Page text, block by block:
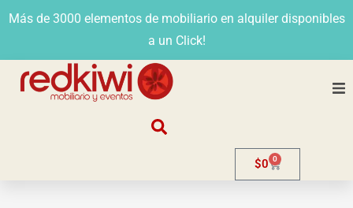
Más de 3000 elementos de mobiliario en alquiler disponibles
a un Click!
$0 0